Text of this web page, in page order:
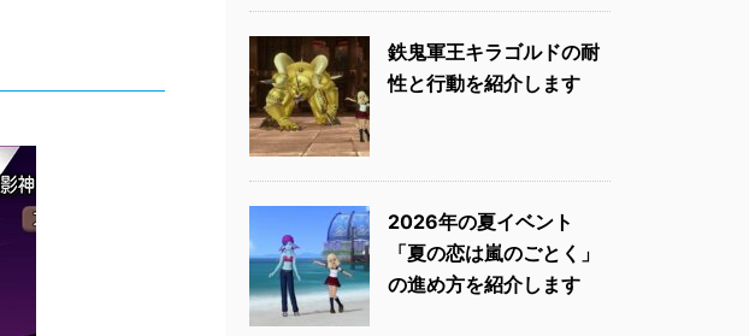
鉄鬼軍王キラゴルドの耐
性と行動を紹介します
2026年の夏イベント
「夏の恋は嵐のごとく」
の進め方を紹介します